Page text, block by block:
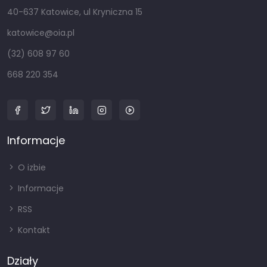
40-637 Katowice, ul Kryniczna 15
katowice@oia.pl
(32) 608 97 60
668 220 354
Informacje
O izbie
Informacje
RSS
Kontakt
Działy